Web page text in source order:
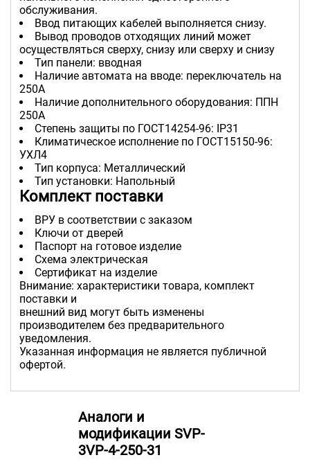
обслуживания.
Ввод питающих кабелей выполняется снизу.
Вывод проводов отходящих линий может
осуществляться сверху, снизу или сверху и снизу
Тип панели: вводная
Наличие автомата на вводе: переключатель на
250А
Наличие дополнительного оборудования: ППН
250А
Степень защиты по ГОСТ14254-96: IP31
Климатическое исполнение по ГОСТ15150-96:
УХЛ4
Тип корпуса: Металлический
Тип установки: Напольный
Комплект поставки
ВРУ в соответствии с заказом
Ключи от дверей
Паспорт на готовое изделие
Схема электрическая
Сертификат на изделие
Внимание: характеристики товара, комплект
поставки и
внешний вид могут быть изменены
производителем без предварительного
уведомления.
Указанная информация не является публичной
офертой.
Аналоги и
модификации SVP-
3VP-4-250-31